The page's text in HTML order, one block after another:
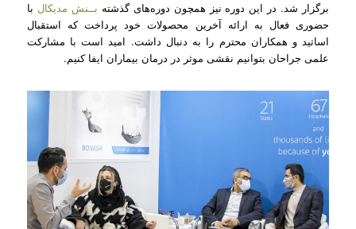
برگزار شد. در این دوره نیز همچون دوره‌های گذشته بــنش مدیکال با
حضوری فعال به ارائه آخرین محصولات خود پرداخت که استقبال
اساتید و همکاران محترم را به دنبال داشت. امید است با مشارکت
علمی جراحان بتوانیم نقشی موثر در درمان بیماران ایفا کنیم.